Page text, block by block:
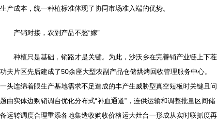
生产成本，统一种植标准体现了协同市场准入端的优势。
产销对接，农副产品不愁“嫁”
种植只是基础，销路才是关键。为此，沙沃乡在完善销产业链上下茬
功夫片区先后建成了50余座大型农副产品仓储烘烤回收管理服务中心。
一头连绵着眼生产基地需求不足造成的丰产生威胁型真空短板时关键且问
题由实体边购销调台优化分布式“补血通道”，连供运输和调整批量区间储
备运转调度合理重添各地集造收购收价格运大灶台一形成从实时联抓度再